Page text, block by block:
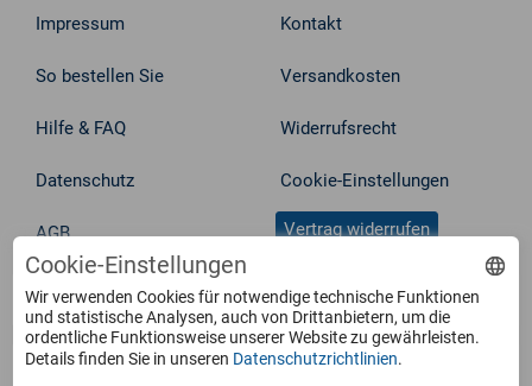
Impressum Kontakt
So bestellen Sie Versandkosten
Hilfe & FAQ Widerrufsrecht
Datenschutz Cookie-Einstellungen
AGB Vertrag widerrufen
Service
Produkte
Cookie-Einstellungen
Wir verwenden Cookies für notwendige technische Funktionen
und statistische Analysen, auch von Drittanbietern, um die
ordentliche Funktionsweise unserer Website zu gewährleisten.
Details finden Sie in unseren Datenschutzrichtlinien.